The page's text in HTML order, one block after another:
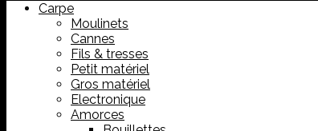
Carpe
Moulinets
Cannes
Fils & tresses
Petit matériel
Gros matériel
Electronique
Amorces